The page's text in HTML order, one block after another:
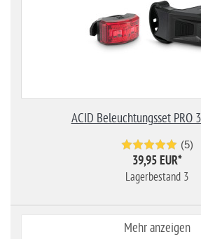
ACID Beleuchtungsset PRO
(5)
39,95 EUR*
Lagerbestand 3
Mehr anzeigen